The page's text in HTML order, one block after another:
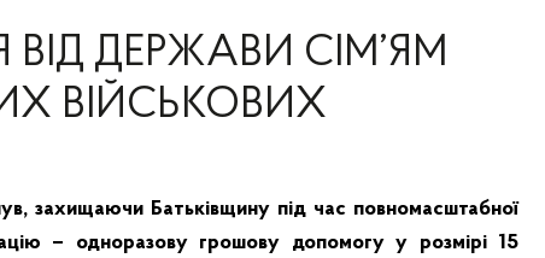
ДЕРЖАВИ СІМ’ЯМ
ВІЙСЬКОВИХ
захищаючи Батьківщину під час повномасштабної
– одноразову грошову допомогу у розмірі 15